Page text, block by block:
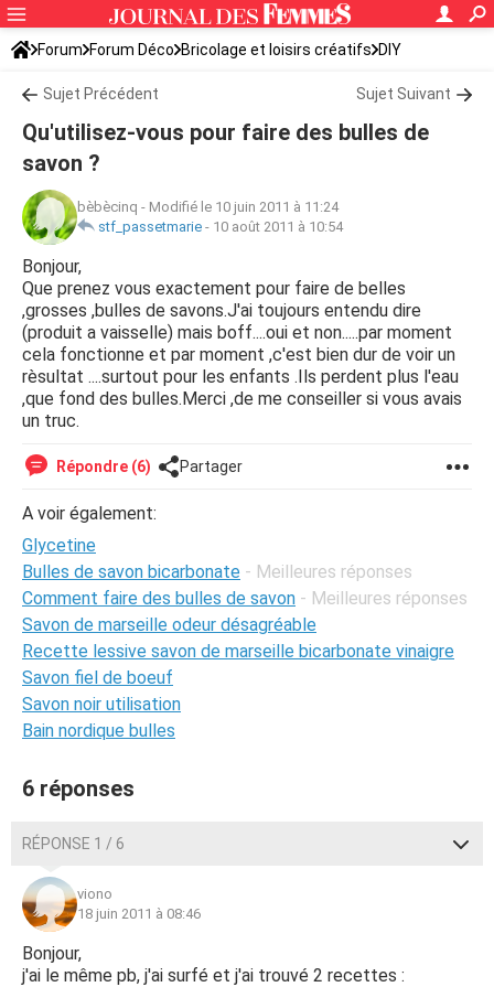
Forum Forum Déco Bricolage et loisirs créatifs DIY
Sujet Précédent Sujet Suivant
Qu'utilisez-vous pour faire des bulles de
savon ?
bèbècinq - Modifié le 10 juin 2011 à 11:24
stf_passetmarie - 10 août 2011 à 10:54
Bonjour,
Que prenez vous exactement pour faire de belles
,grosses ,bulles de savons.J'ai toujours entendu dire
(produit a vaisselle) mais boff....oui et non.....par moment
cela fonctionne et par moment ,c'est bien dur de voir un
rèsultat ....surtout pour les enfants .Ils perdent plus l'eau
,que fond des bulles.Merci ,de me conseiller si vous avais
un truc.
Répondre (6) Partager
A voir également:
Glycetine
Bulles de savon bicarbonate - Meilleures réponses
Comment faire des bulles de savon - Meilleures réponses
Savon de marseille odeur désagréable
Recette lessive savon de marseille bicarbonate vinaigre
Savon fiel de boeuf
Savon noir utilisation
Bain nordique bulles
6 réponses
RÉPONSE 1 / 6
viono
18 juin 2011 à 08:46
Bonjour,
j'ai le même pb, j'ai surfé et j'ai trouvé 2 recettes :